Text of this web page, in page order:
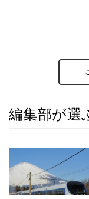
編集部が選